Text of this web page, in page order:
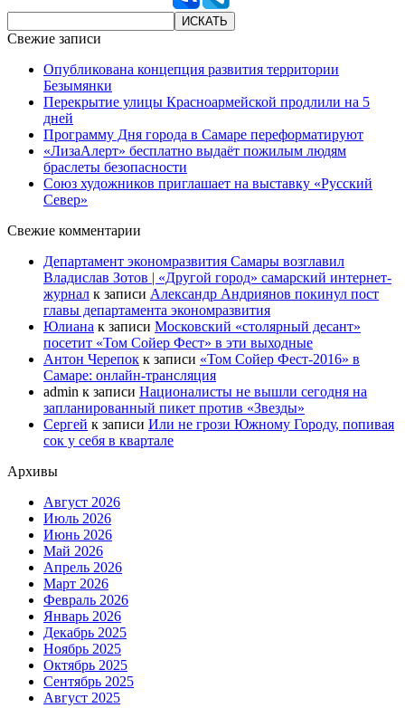
Свежие записи
Опубликована концепция развития территории
Безымянки
Перекрытие улицы Красноармейской продлили на 5
дней
Программу Дня города в Самаре переформатируют
«ЛизаАлерт» бесплатно выдаёт пожилым людям
браслеты безопасности
Союз художников приглашает на выставку «Русский
Север»
Свежие комментарии
Департамент экономразвития Самары возглавил
Владислав Зотов | «Другой город» самарский интернет-
журнал к записи Александр Андриянов покинул пост
главы департамента экономразвития
Юлиана к записи Московский «столярный десант»
посетит «Том Сойер Фест» в эти выходные
Антон Черепок к записи «Том Сойер Фест-2016» в
Самаре: онлайн-трансляция
admin к записи Националисты не вышли сегодня на
запланированный пикет против «Звезды»
Сергей к записи Или не грози Южному Городу, попивая
сок у себя в квартале
Архивы
Август 2026
Июль 2026
Июнь 2026
Май 2026
Апрель 2026
Март 2026
Февраль 2026
Январь 2026
Декабрь 2025
Ноябрь 2025
Октябрь 2025
Сентябрь 2025
Август 2025